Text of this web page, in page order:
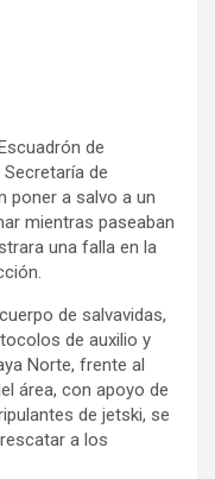
de
de
poner a salvo a un
mientras paseaban
una falla en la
de salvavidas,
de auxilio y
Norte, frente al
área, con apoyo de
de jetski, se
a los